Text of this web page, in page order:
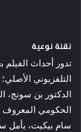
نقلة نوعية
تدور أحداث
الدكتور بن سونج،
سام بيكيت، يأمل